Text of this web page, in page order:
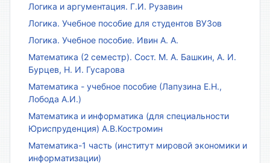
Логика и аргументация. Г.И. Рузавин
Логика. Учебное пособие для студентов ВУЗов
Логика. Учебное пособие. Ивин А. А.
Математика (2 семестр). Сост. М. А. Башкин, А. И.
Бурцев, Н. И. Гусарова
Математика - учебное пособие (Лапузина Е.Н.,
Лобода А.И.)
Математика и информатика (для специальности
Юриспруденция) А.В.Костромин
Математика-1 часть (институт мировой экономики и
информатизации)